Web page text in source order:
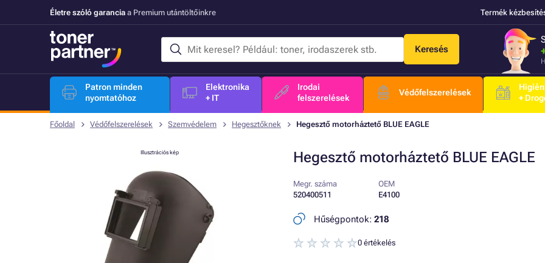
Életre szóló garancia a Premium utántöltőinkre Termék
Keresés
Patron minden
nyomtatóhoz
Elektronika
+ IT
Irodai
felszerelések
Védőfelszerelések
+
Főoldal Védőfelszerelések Szemvédelem Hegesztőknek Hegesztő motorháztető BLUE EAGLE
Hegesztő motorháztető BLUE EAGLE
Illusztrációs kép
Megr. száma
520400511
OEM
E4100
Hűségpontok: 218
0 értékelés